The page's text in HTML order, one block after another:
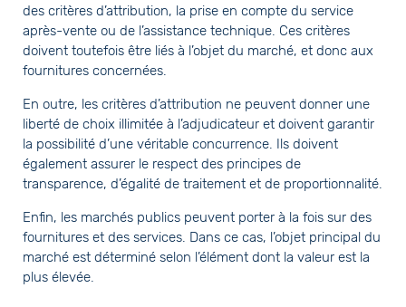
des critères d’attribution, la prise en compte du service
après-vente ou de l’assistance technique. Ces critères
doivent toutefois être liés à l’objet du marché, et donc aux
fournitures concernées.
En outre, les critères d’attribution ne peuvent donner une
liberté de choix illimitée à l’adjudicateur et doivent garantir
la possibilité d’une véritable concurrence. Ils doivent
également assurer le respect des principes de
transparence, d’égalité de traitement et de proportionnalité.
Enfin, les marchés publics peuvent porter à la fois sur des
fournitures et des services. Dans ce cas, l’objet principal du
marché est déterminé selon l’élément dont la valeur est la
plus élevée.